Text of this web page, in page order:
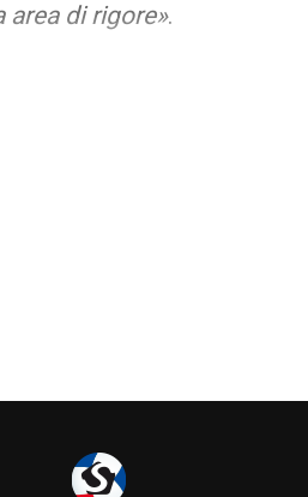
di rigore».